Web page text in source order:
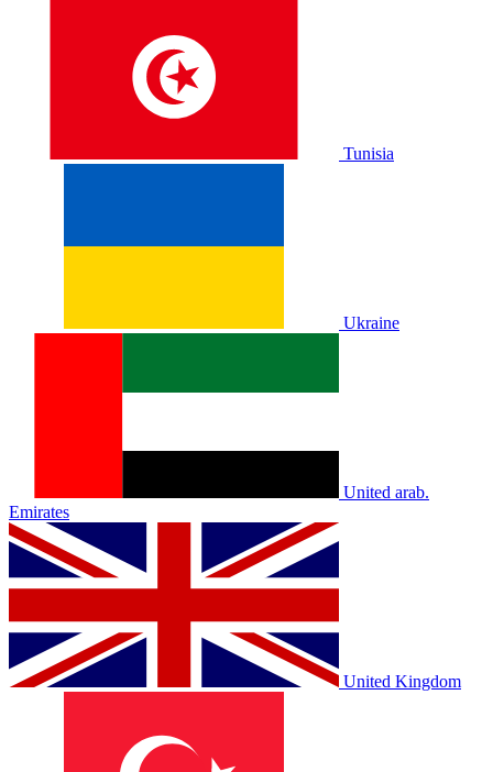
Tunisia
Ukraine
United arab.
Emirates
United Kingdom